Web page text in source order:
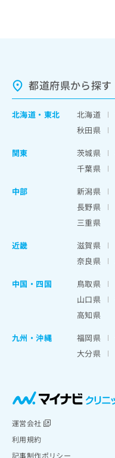
都道府県から探す
北海道 ・ 東北 北海道
秋田県
関東
茨城県
千葉県
中部
新潟県
長野県
三重県
近畿
滋賀県
奈良県
中国・四国
鳥取県
山口県
高知県
九州・沖縄
福岡県
大分県
運営会社
利用規約
記事制作ポリシー